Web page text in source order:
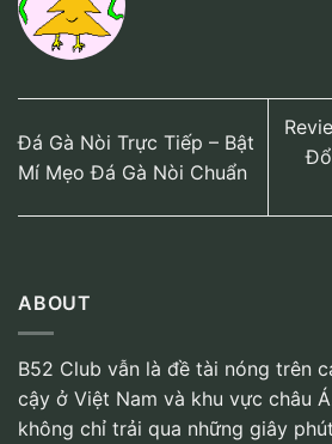
Đá Gà Nòi Trực Tiếp – Bật
Mí Mẹo Đá Gà Nòi Chuẩn
ABOUT
B52 Club vẫn là đề tài nóng trên
cậy ở Việt Nam và khu vực châu
không chỉ trải qua những giây